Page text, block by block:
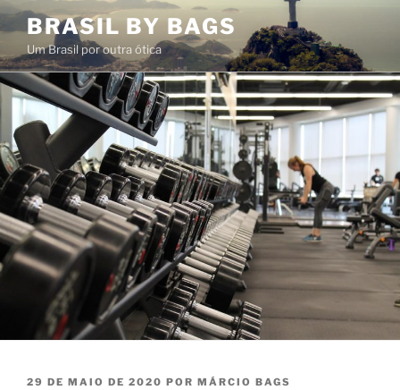
Pular
para
o
conteúdo
BRASIL BY BAGS
Um Brasil por outra ótica
PUBLICADO
29 DE MAIO DE 2020 POR MÁRCIO BAGS